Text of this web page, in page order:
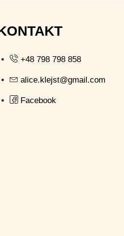
+48 798 798 858
alice.klejst@gmail.com
Facebook